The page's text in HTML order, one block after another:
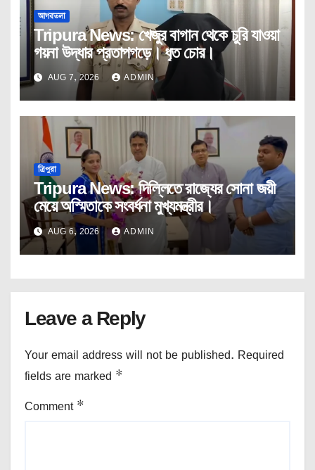
আগরতলা
Tripura News: খেজুর বাগান থেকে চুরি যাওয়া
গয়না উদ্ধার প্রতাপগড়ে। ধৃত চোর।
AUG 7, 2026 ADMIN
ত্রিপুরা
Tripura News: দিল্লিতে রাজ্যের সোনা জয়ী
মেয়ে অস্মিতাকে সংবর্ধনা মুখ্যমন্ত্রীর।
AUG 6, 2026 ADMIN
Leave a Reply
Your email address will not be published. Required
fields are marked *
Comment *